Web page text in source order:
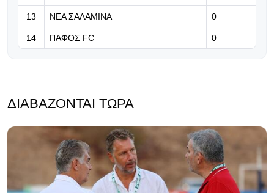
13 ΝΕΑ ΣΑΛΑΜΙΝΑ 0
14 ΠΑΦΟΣ FC 0
ΔΙΑΒΆΖΟΝΤΑΙ ΤΏΡΑ